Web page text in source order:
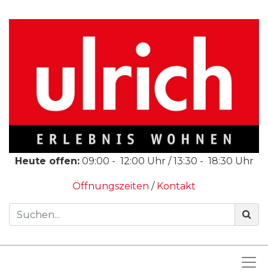
Heute offen: 09:00 - 12:00 Uhr /13:30 - 18:30 Uhr
Öffnungszeiten / Kontakt